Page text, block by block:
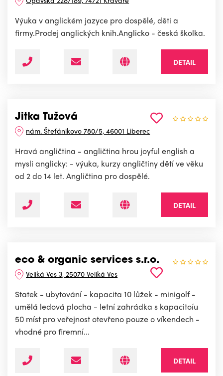
Výuka v anglickém jazyce pro dospělé, děti a
firmy.Prodej anglických knih.Anglicko - česká školka.
DETAIL
Jitka Tužová
nám. Štefánikovo 780/5, 46001 Liberec
Hravá angličtina - angličtina hrou joyful english a
mysli anglicky: - výuka, kurzy angličtiny dětí ve věku
od 2 do 14 let. Angličtina pro dospělé.
DETAIL
eco & organic services s.r.o.
Veliká Ves 3, 25070 Veliká Ves
Statek - ubytování - kapacita 10 lůžek - minigolf -
umělá ledová plocha - letní zahrádka s kapacitoíu
50 míst pro veřejnost otevřeno pouze o víkendech -
vhodné pro firemní...
DETAIL